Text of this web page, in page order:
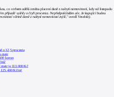
co s trhem udělá změna placení daně z nabytí nemovitostí, kdy od listopadu
případě vylétly o čtyři procenta. Nepředpokládám ale, že kupující budou
včetně daně z nabytí nemovitostí zvýší,"uvedl Veselský.
o 12,5 procenta
metr
korun
m2
metr je 113.000 Kč
Kč/m²